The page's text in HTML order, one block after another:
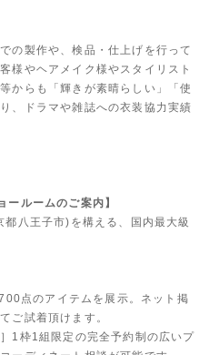
の製作や、検品・仕上げを行って
様やヘアメイク様やスタイリスト
からも「輝きが素晴らしい」「使
、ドラマや雑誌への衣装協力実績
ルームのご案内】
八王子市)を構える、国内最大級
点のアイテムを展示。ネット掲
ご試着頂けます。
1枠1組限定の完全予約制の広いプ